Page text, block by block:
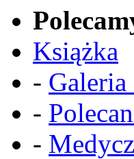
Książka
- Galeria
-
-